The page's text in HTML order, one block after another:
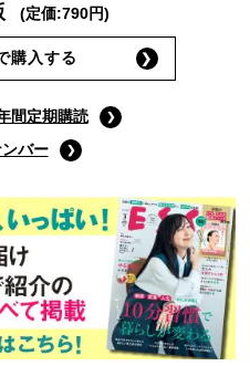
(定価:790円)
購入する
間定期購読
バー